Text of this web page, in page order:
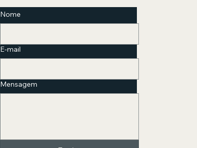
Nome
E-mail
Mensagem